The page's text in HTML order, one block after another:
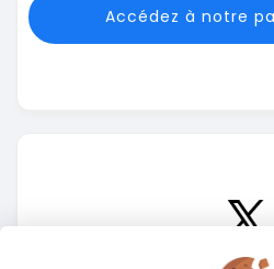
Accédez à notre